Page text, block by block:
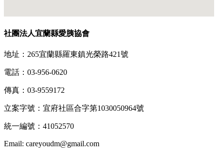
社團法人宜蘭縣愛胰協會
地址：265宜蘭縣羅東鎮光榮路421號
電話：03-956-0620
傳真：03-9559172
立案字號：宜府社區合字第1030050964號
統一編號：41052570
Email: careyoudm@gmail.com